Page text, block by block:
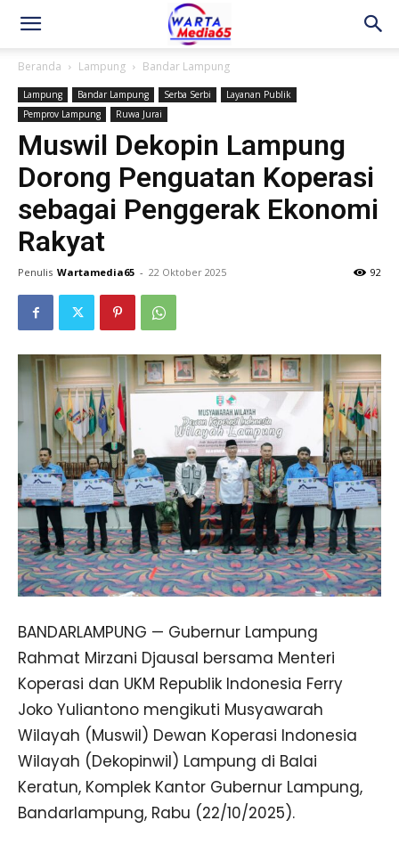
Beranda Lampung Bandar Lampung
Lampung Bandar Lampung Serba Serbi
Layanan Publik
Pemprov Lampung
Ruwa Jurai
Muswil Dekopin Lampung
Dorong Penguatan Koperasi
sebagai Penggerak Ekonomi
Rakyat
Penulis Wartamedia65 - 22 Oktober 2025 92
BANDARLAMPUNG — Gubernur Lampung
Rahmat Mirzani Djausal bersama Menteri
Koperasi dan UKM Republik Indonesia Ferry
Joko Yuliantono mengikuti Musyawarah
Wilayah (Muswil) Dewan Koperasi Indonesia
Wilayah (Dekopinwil) Lampung di Balai
Keratun, Komplek Kantor Gubernur Lampung,
Bandarlampung, Rabu (22/10/2025).